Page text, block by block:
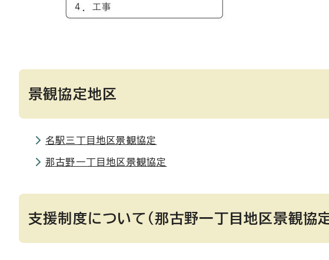
景観協定地区
名駅三丁目地区景観協定
那古野一丁目地区景観協定
支援制度について（那古野一丁目地区景観協